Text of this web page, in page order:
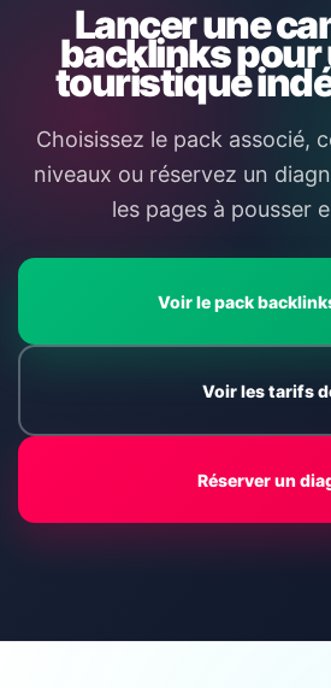
Lancer une
backlinks pour
touristique
Choisissez le pack associé,
niveaux ou réservez un
les pages à pousser
Voir le pack
Voir les tarifs
Réserver un